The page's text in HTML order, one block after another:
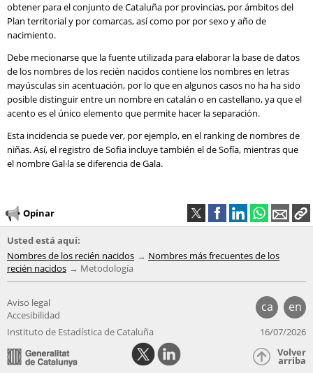
obtener para el conjunto de Cataluña por provincias, por ámbitos del
Plan territorial y por comarcas, así como por por sexo y año de
nacimiento.
Debe mecionarse que la fuente utilizada para elaborar la base de datos
de los nombres de los recién nacidos contiene los nombres en letras
mayúsculas sin acentuación, por lo que en algunos casos no ha ha sido
posible distinguir entre un nombre en catalán o en castellano, ya que el
acento es el único elemento que permite hacer la separación.
Esta incidencia se puede ver, por ejemplo, en el ranking de nombres de
niñas. Así, el registro de Sofia incluye también el de Sofía, mientras que
el nombre Gal·la se diferencia de Gala.
Opinar
Usted está aquí:
Nombres de los recién nacidos
Nombres más frecuentes de los
recién nacidos
Metodología
ca en
Aviso legal
Accesibilidad
Instituto de Estadística de Cataluña
16/07/2026
Volver
arriba